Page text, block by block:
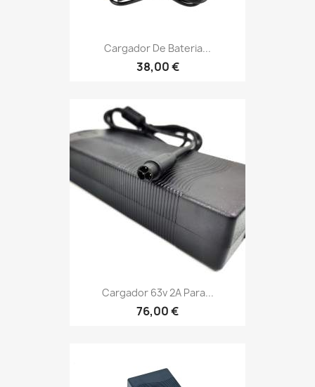
Cargador De Bateria...
38,00 €
Cargador 63v 2A Para...
76,00 €